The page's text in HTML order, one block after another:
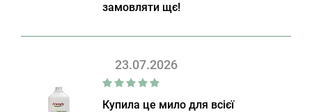
замовляти щє!
23.07.2026
Купила це мило для всієї